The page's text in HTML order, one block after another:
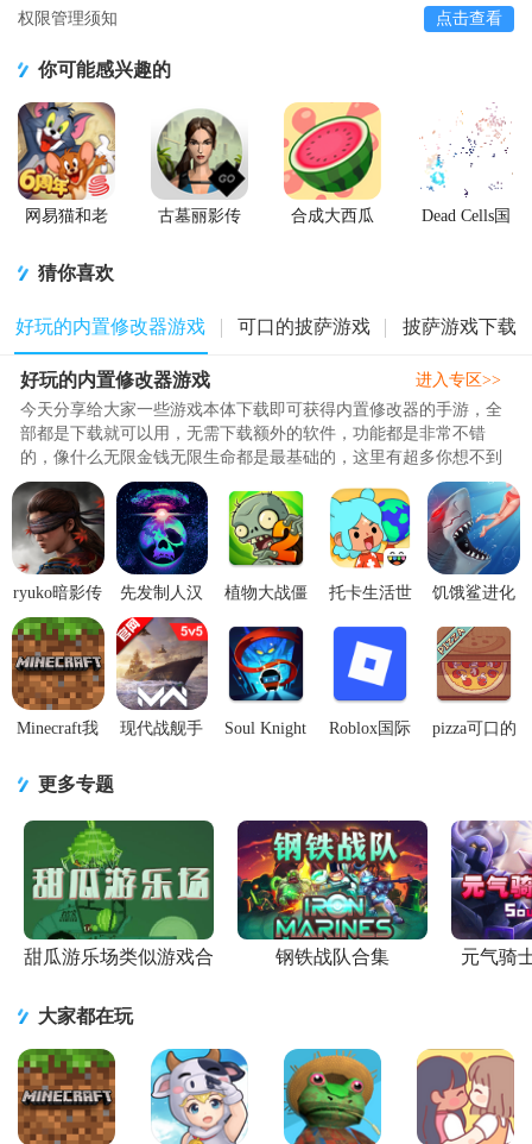
权限管理须知 点击查看
你可能感兴趣的
网易猫和老
古墓丽影传
合成大西瓜
Dead Cells国
猜你喜欢
好玩的内置修改器游戏 可口的披萨游戏 披萨游戏下载
好玩的内置修改器游戏
今天分享给大家一些游戏本体下载即可获得内置修改器的手游，全
部都是下载就可以用，无需下载额外的软件，功能都是非常不错
的，像什么无限金钱无限生命都是最基础的，这里有超多你想不到
的强大功能等你来体验，总之在..
进入专区>>
ryuko暗影传
奇猎手中文
版手游1.4.5
手机最新
先发制人汉
化版4.11.2
内置菜单最
新版
植物大战僵
(Plants Vs
Zombies 2)
托卡生活世
内置版
v1.135 安卓
m
饥饿鲨进化
Shark
Evolution)菜
单版
Minecraft我
版
v1.26.20.24
安卓手
现代战舰手
Soul Knight
修
Roblox国际
mod
pizza可口的
更多专题
甜瓜游乐场类似游戏合
钢铁战队合集 元气骑
大家都在玩